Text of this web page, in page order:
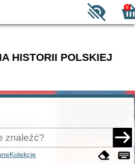
0
HISTORII POLSKIEJ
Kolekcje